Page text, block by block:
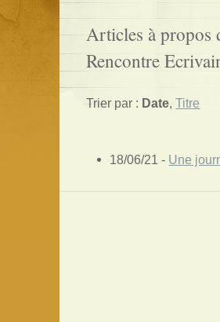
Articles à propos
Rencontre
Trier par : Date,Titre
18/06/21 - Une